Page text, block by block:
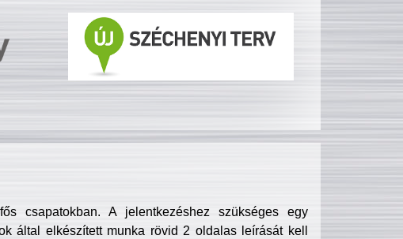
csapatokban. A jelentkezéshez szükséges egy
által elkészített munka rövid 2 oldalas leírását kell